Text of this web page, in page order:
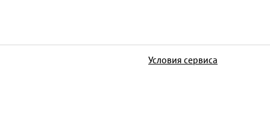
Условия сервиса